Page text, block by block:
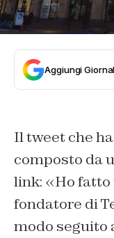
Aggiungi
Il tweet che
composto da
link: «Ho fatto
fondatore di
modo seguito